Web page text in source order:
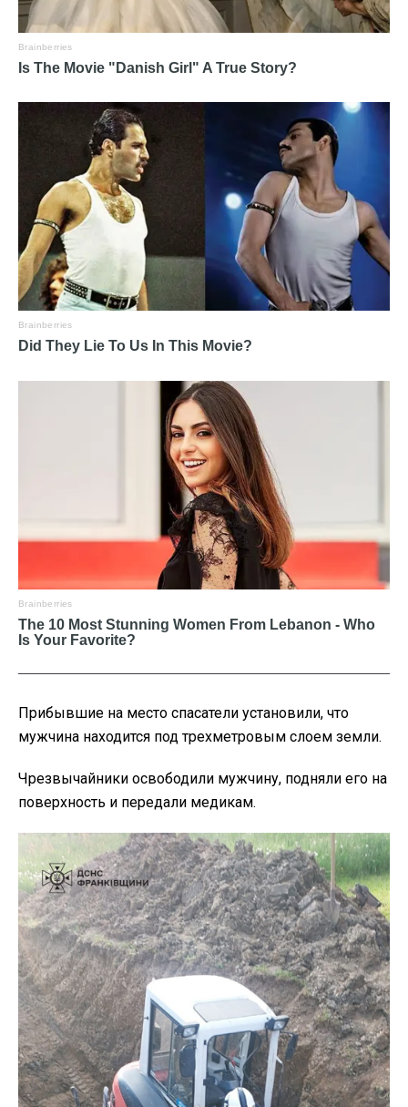
Прибывшие на место спасатели установили, что
мужчина находится под трехметровым слоем земли.
Чрезвычайники освободили мужчину, подняли его на
поверхность и передали медикам.